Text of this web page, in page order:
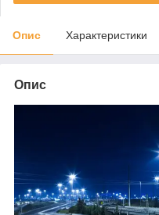
Опис Характеристики
Опис